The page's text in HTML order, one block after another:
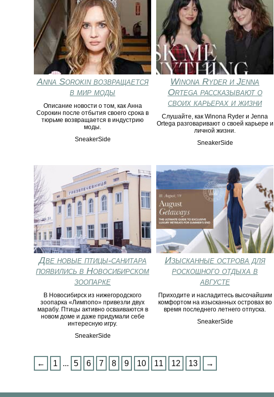
Anna Sorokin возвращается
в мир моды
Описание новости о том, как Анна
Сорокин после отбытия своего срока в
тюрьме возвращается в индустрию
моды.
SneakerSide
Winona Ryder и Jenna
Ortega рассказывают о
своих карьерах и жизни
Слушайте, как Winona Ryder и Jenna
Ortega разговаривают о своей карьере и
личной жизни.
SneakerSide
Две новые птицы-санитара
появились в Новосибирском
зоопарке
В Новосибирск из нижегородского
зоопарка «Лимпопо» привезли двух
марабу. Птицы активно осваиваются в
новом доме и даже придумали себе
интересную игру.
SneakerSide
Изысканные острова для
роскошного отдыха в
августе
Приходите и насладитесь высочайшим
комфортом на изысканных островах во
время последнего летнего отпуска.
SneakerSide
← 1 ... 5 6 7 8 9 10 11 12 13 →